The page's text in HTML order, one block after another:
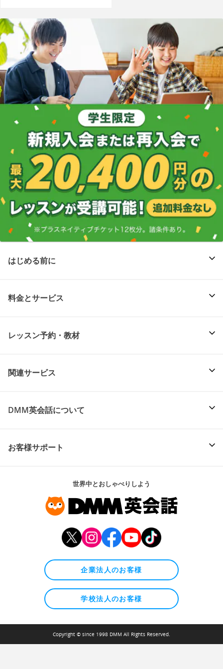
はじめる前に
料金とサービス
レッスン予約・教材
関連サービス
DMM英会話について
お客様サポート
世界中とおしゃべりしよう
企業法人のお客様
学校法人のお客様
Copyright © since 1998 DMM All Rights Reserved.